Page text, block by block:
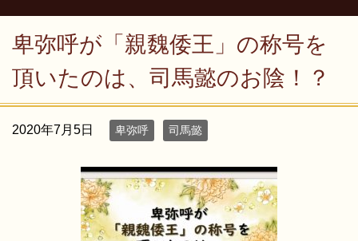
卑弥呼が「親魏倭王」の称号を
頂いたのは、司馬懿のお陰！？
2020年7月5日 卑弥呼 司馬懿